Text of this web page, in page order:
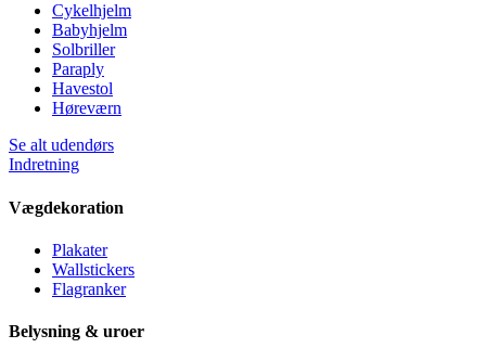
Cykelhjelm
Babyhjelm
Solbriller
Paraply
Havestol
Høreværn
Se alt udendørs
Indretning
Vægdekoration
Plakater
Wallstickers
Flagranker
Belysning & uroer